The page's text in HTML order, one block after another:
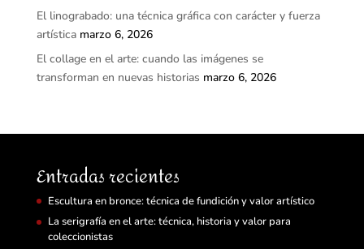
El linograbado: una técnica gráfica con carácter y fuerza
artística marzo 6, 2026
El collage en el arte: cuando las imágenes se
transforman en nuevas historias marzo 6, 2026
Entradas recientes
Escultura en bronce: técnica de fundición y valor artístico
La serigrafía en el arte: técnica, historia y valor para
coleccionistas